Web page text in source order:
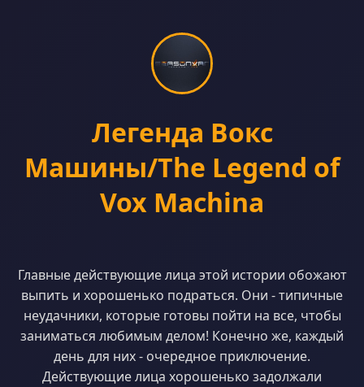
Легенда Вокс
Машины/The Legend of
Vox Machina
Главные действующие лица этой истории обожают
выпить и хорошенько подраться. Они - типичные
неудачники, которые готовы пойти на все, чтобы
заниматься любимым делом! Конечно же, каждый
день для них - очередное приключение.
Действующие лица хорошенько задолжали